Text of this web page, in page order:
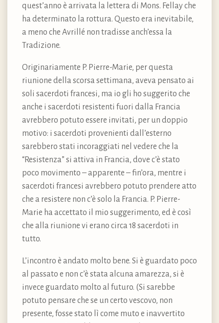
quest’anno è arrivata la lettera di Mons. Fellay che
ha determinato la rottura. Questo era inevitabile,
a meno che Avrillé non tradisse anch’essa la
Tradizione.
Originariamente P. Pierre-Marie, per questa
riunione della scorsa settimana, aveva pensato ai
soli sacerdoti francesi, ma io gli ho suggerito che
anche i sacerdoti resistenti fuori dalla Francia
avrebbero potuto essere invitati, per un doppio
motivo: i sacerdoti provenienti dall’esterno
sarebbero stati incoraggiati nel vedere che la
“Resistenza” si attiva in Francia, dove c’è stato
poco movimento – apparente – fin’ora, mentre i
sacerdoti francesi avrebbero potuto prendere atto
che a resistere non c’è solo la Francia. P. Pierre-
Marie ha accettato il mio suggerimento, ed è così
che alla riunione vi erano circa 18 sacerdoti in
tutto.
L’incontro è andato molto bene. Si è guardato poco
al passato e non c’è stata alcuna amarezza, si è
invece guardato molto al futuro. (Si sarebbe
potuto pensare che se un certo vescovo, non
presente, fosse stato lì come muto e inavvertito